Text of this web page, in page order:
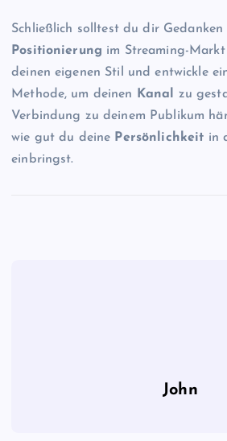
Schließlich solltest du dir Gedanken
Positionierung im Streaming-Markt
deinen eigenen Stil und entwickle
Methode, um deinen
Kanal
zu
Verbindung zu deinem Publikum
wie gut du deine Persönlichkeit in
einbringst.
John